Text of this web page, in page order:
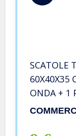
SCATOLE
60X40X35
ONDA + 1
OMAGGIO